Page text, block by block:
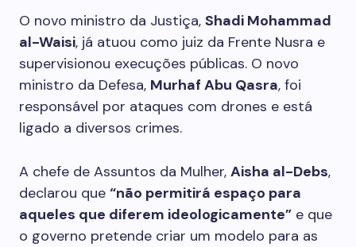
O novo ministro da Justiça, Shadi Mohammad
al-Waisi, já atuou como juiz da Frente Nusra e
supervisionou execuções públicas. O novo
ministro da Defesa, Murhaf Abu Qasra, foi
responsável por ataques com drones e está
ligado a diversos crimes.
A chefe de Assuntos da Mulher, Aisha al-Debs,
declarou que “não permitirá espaço para
aqueles que diferem ideologicamente” e que
o governo pretende criar um modelo para as